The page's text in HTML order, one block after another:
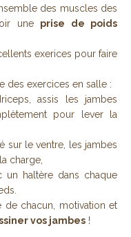
des muscles des
une prise de poids
exerices pour faire
des exercices en salle :
assis les jambes
pour lever la
sur le ventre, les jambes
charge,
un haltère dans chaque
chacun, motivation et
vos jambes !